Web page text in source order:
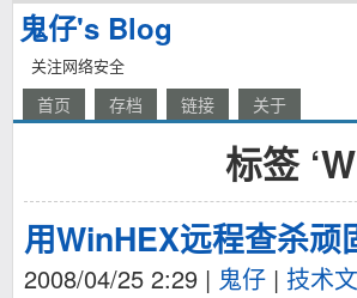
鬼仔's Blog
关注网络安全
首页 存档 链接 关于
标签
用WinHEX远程查杀顽
2008/04/25 2:29 | 鬼仔 | 技术